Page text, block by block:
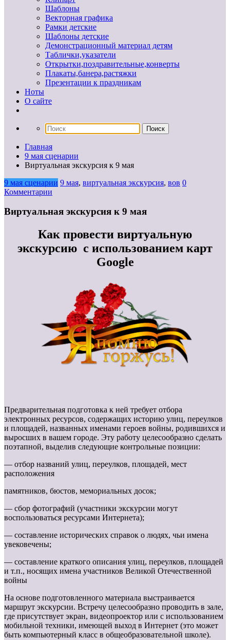
Шаблоны
Векторная графика
Рамки детские
Шаблоны детские
Демонстрационный материал детям
Таблички,указатели
Открытки,поздравительные,конверты
Плакаты,банера,растяжки
Презентации к праздникам
Ноты
О сайте
Главная
9 мая сценарии
Виртуальная экскурсия к 9 мая
9 мая сценарии 9 мая, виртуальная экскурсия, вов 0
Комментарии
Виртуальная экскурсия к 9 мая
Как провести виртуальную
экскурсию с использованием карт
Google
Предварительная подготовка к ней требует отбора
электронных ресурсов, содержащих историю улиц, переулков
и площадей, названных именами героев войны, родившихся и
выросших в вашем городе. Эту работу целесообразно сделать
поэтапной, выделив следующие контрольные позиции:
— отбор названий улиц, переулков, площадей, мест
расположения
памятников, бюстов, мемориальных досок;
— сбор фотографий (участники экскурсии могут
воспользоваться ресурсами Интернета);
— составление исторических справок о людях, чьи имена
увековечены;
— составление краткого описания улиц, переулков, площадей
и т.п., носящих имена участников Великой Отечественной
войны
На основе подготовленного материала выстраивается
маршрут экскурсии. Встречу целесообразно проводить в зале,
где присутствует экран, видеопроектор или с использованием
мобильной техники, имеющей выход в Интернет (это может
быть компьютерный класс в общеобразовательной школе).